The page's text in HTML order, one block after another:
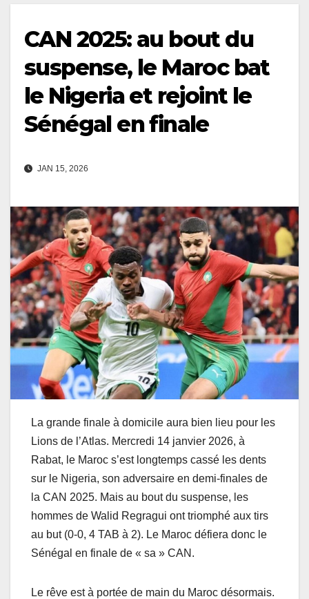
CAN 2025: au bout du
suspense, le Maroc bat
le Nigeria et rejoint le
Sénégal en finale
JAN 15, 2026
La grande finale à domicile aura bien lieu pour les
Lions de l’Atlas. Mercredi 14 janvier 2026, à
Rabat, le Maroc s’est longtemps cassé les dents
sur le Nigeria, son adversaire en demi-finales de
la CAN 2025. Mais au bout du suspense, les
hommes de Walid Regragui ont triomphé aux tirs
au but (0-0, 4 TAB à 2). Le Maroc défiera donc le
Sénégal en finale de « sa » CAN.
Le rêve est à portée de main du Maroc désormais.